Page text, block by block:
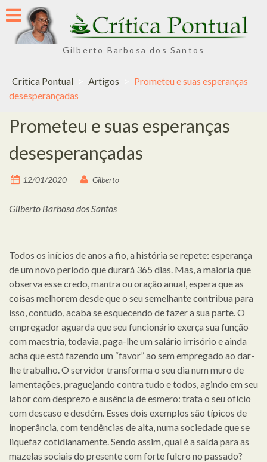
Skip
to
content
Gilberto Barbosa dos Santos
Critica Pontual Artigos
Prometeu e suas esperanças
desesperançadas
Prometeu e suas esperanças
desesperançadas
12/01/2020 Gilberto
Gilberto Barbosa dos Santos
Todos os inícios de anos a fio, a história se repete: esperança
de um novo período que durará 365 dias. Mas, a maioria que
observa esse credo, mantra ou oração anual, espera que as
coisas melhorem desde que o seu semelhante contribua para
isso, contudo, acaba se esquecendo de fazer a sua parte. O
empregador aguarda que seu funcionário exerça sua função
com maestria, todavia, paga-lhe um salário irrisório e ainda
acha que está fazendo um “favor” ao sem empregado ao dar-
lhe trabalho. O servidor transforma o seu dia num muro de
lamentações, praguejando contra tudo e todos, agindo em seu
labor com desprezo e ausência de esmero: trata o seu ofício
com descaso e desdém. Esses dois exemplos são típicos de
inoperância, com tendências de alta, numa sociedade que se
liquefaz cotidianamente. Sendo assim, qual é a saída para as
mazelas sociais do presente com forte fulcro no passado?